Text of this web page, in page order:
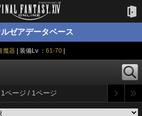
ゼアデータベース
魔器 | 装備Lv ： 61-70|
1ページ / 1ページ